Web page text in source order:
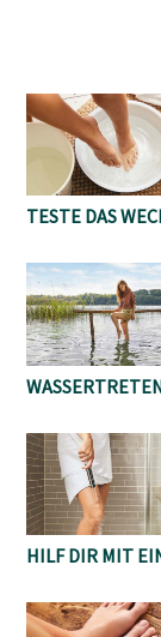
TESTE DAS
HILF DIR MIT